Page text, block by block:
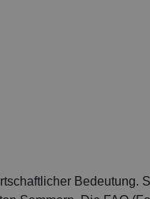
Bedeutung.